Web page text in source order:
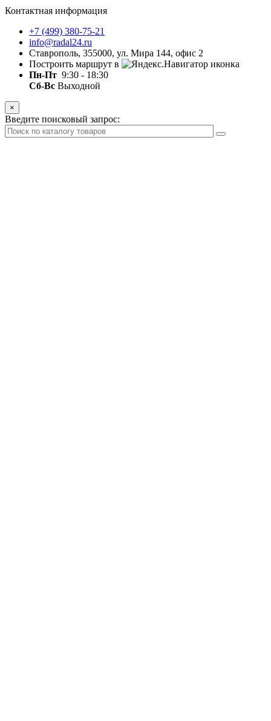
Контактная информация
+7 (499) 380-75-21
info@radal24.ru
Ставрополь, 355000, ул. Мира 144, офис 2
Построить маршрут в
Пн-Пт 9:30 - 18:30
Сб-Вс Выходной
×
Введите поисковый запрос: